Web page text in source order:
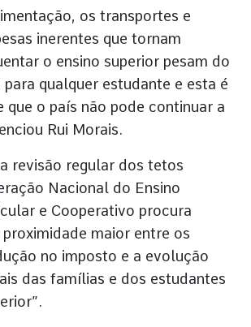
os transportes e
inerentes que tornam
o ensino superior pesam do
qualquer estudante e esta é
que o país não pode continuar a
Rui Morais.
revisão regular dos tetos
Nacional do Ensino
e Cooperativo procura
proximidade maior entre os
no imposto e a evolução
das famílias e dos estudantes